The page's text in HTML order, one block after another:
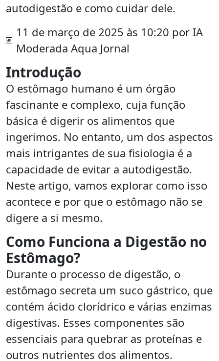
autodigestão e como cuidar dele.
11 de março de 2025 às 10:20 por IA
Moderada Aqua Jornal
Introdução
O estômago humano é um órgão
fascinante e complexo, cuja função
básica é digerir os alimentos que
ingerimos. No entanto, um dos aspectos
mais intrigantes de sua fisiologia é a
capacidade de evitar a autodigestão.
Neste artigo, vamos explorar como isso
acontece e por que o estômago não se
digere a si mesmo.
Como Funciona a Digestão no
Estômago?
Durante o processo de digestão, o
estômago secreta um suco gástrico, que
contém ácido clorídrico e várias enzimas
digestivas. Esses componentes são
essenciais para quebrar as proteínas e
outros nutrientes dos alimentos.